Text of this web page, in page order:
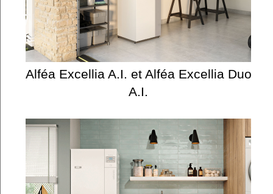
Alféa Excellia A.I. et Alféa Excellia Duo
A.I.